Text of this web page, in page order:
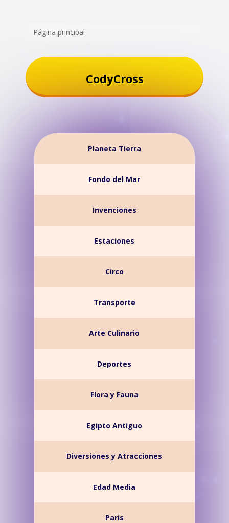
Página principal
CodyCross
Planeta Tierra
Fondo del Mar
Invenciones
Estaciones
Circo
Transporte
Arte Culinario
Deportes
Flora y Fauna
Egipto Antiguo
Diversiones y Atracciones
Edad Media
Paris